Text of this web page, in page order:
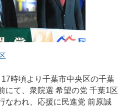
時頃より千葉市中央区の千葉
にて、衆院選 希望の党 千葉1区
なわれ、応援に民進党 前原誠